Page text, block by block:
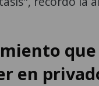
en